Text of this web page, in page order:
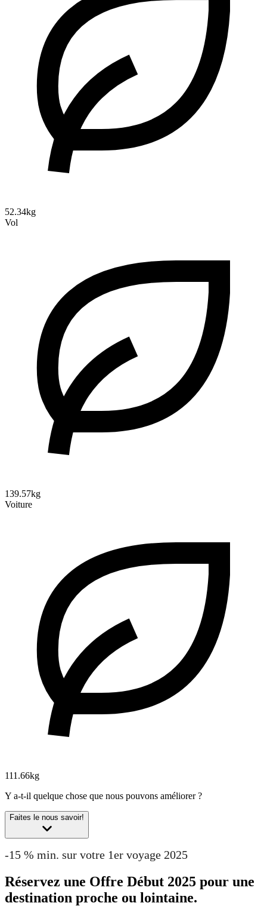
52.34kg
Vol
139.57kg
Voiture
111.66kg
Y a-t-il quelque chose que nous pouvons améliorer ?
Faites le nous savoir!
-15 % min. sur votre 1er voyage 2025
Réservez une Offre Début 2025 pour une
destination proche ou lointaine.